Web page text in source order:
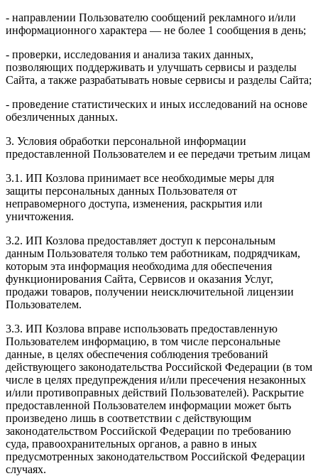
- направлении Пользователю сообщений рекламного и/или
информационного характера — не более 1 сообщения в день;
- проверки, исследования и анализа таких данных,
позволяющих поддерживать и улучшать сервисы и разделы
Сайта, а также разрабатывать новые сервисы и разделы Сайта;
- проведение статистических и иных исследований на основе
обезличенных данных.
3. Условия обработки персональной информации
предоставленной Пользователем и ее передачи третьим лицам
3.1. ИП Козлова принимает все необходимые меры для
защиты персональных данных Пользователя от
неправомерного доступа, изменения, раскрытия или
уничтожения.
3.2. ИП Козлова предоставляет доступ к персональным
данным Пользователя только тем работникам, подрядчикам,
которым эта информация необходима для обеспечения
функционирования Сайта, Сервисов и оказания Услуг,
продажи товаров, получении неисключительной лицензии
Пользователем.
3.3. ИП Козлова вправе использовать предоставленную
Пользователем информацию, в том числе персональные
данные, в целях обеспечения соблюдения требований
действующего законодательства Российской Федерации (в том
числе в целях предупреждения и/или пресечения незаконных
и/или противоправных действий Пользователей). Раскрытие
предоставленной Пользователем информации может быть
произведено лишь в соответствии с действующим
законодательством Российской Федерации по требованию
суда, правоохранительных органов, а равно в иных
предусмотренных законодательством Российской Федерации
случаях.